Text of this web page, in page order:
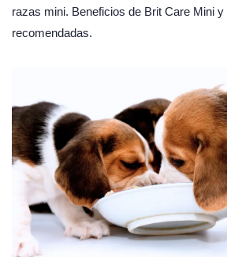
razas mini. Beneficios de Brit Care Mini y
recomendadas.